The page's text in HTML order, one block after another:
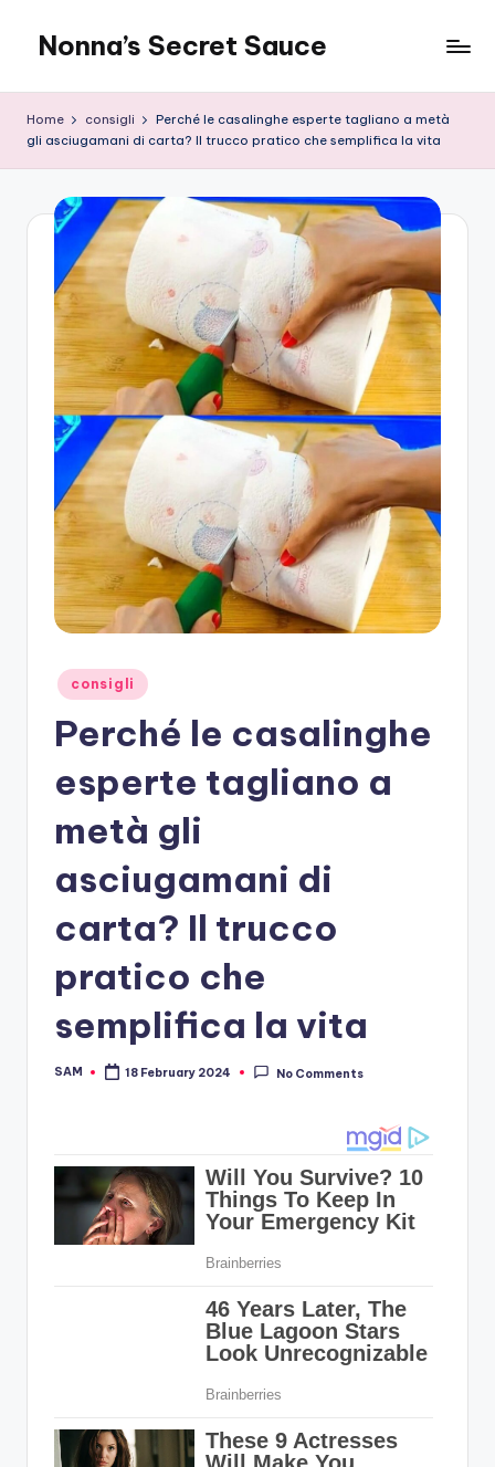
content
Nonna’s Secret Sauce
Home consigli
Perché le casalinghe esperte tagliano a metà
gli asciugamani di carta? Il trucco pratico che semplifica la vita
Posted
in
consigli
Perché le casalinghe
esperte tagliano a
metà gli
asciugamani di
carta? Il trucco
pratico che
semplifica la vita
Posted
SAM 18 February 2024 No Comments